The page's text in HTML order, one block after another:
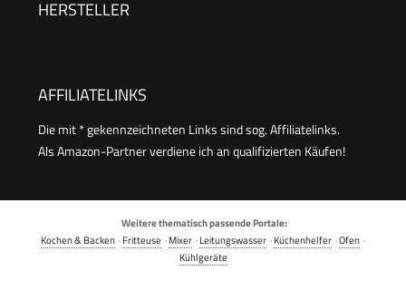
HERSTELLER
AFFILIATELINKS
Die mit * gekennzeichneten Links sind sog. Affiliatelinks.
Als Amazon-Partner verdiene ich an qualifizierten Käufen!
Weitere thematisch passende Portale:
Kochen & Backen ·Fritteuse ·Mixer ·Leitungswasser ·Küchenhelfer ·Ofen ·
Kühlgeräte